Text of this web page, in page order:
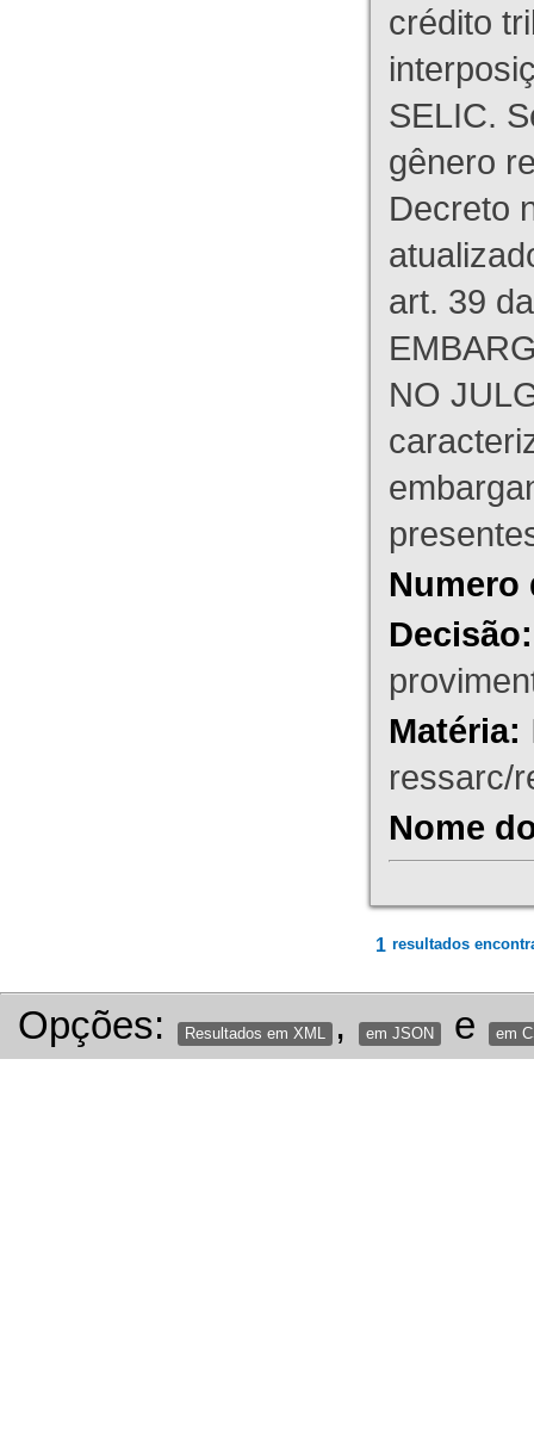
crédito
SELIC.
gênero
Decreto
art. 39
NO
Numero
Decisão:
Matéria:
ressarc/
Nome
1 resultados
Opções: Resultados em XML , em JSON e em